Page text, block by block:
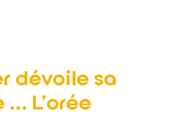
dévoile sa
… L’orée